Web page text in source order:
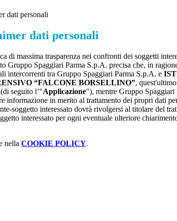
dati personali
dati personali
di massima trasparenza nei confronti dei soggetti
Gruppo Spaggiari Parma S.p.A. precisa che, in
intercorrenti tra Gruppo Spaggiari Parma S.p.A. e
“FALCONE BORSELLINO”,
seguito l’"Applicazione"), mentre Gruppo Spaggiari
informazione in merito al trattamento dei propri dati
soggetto interessato dovrà rivolgersi al titolare del
interessato per ogni eventuale ulteriore
nella COOKIE POLICY.